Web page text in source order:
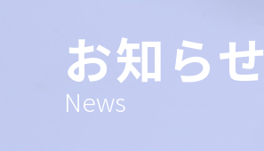
お知らせ
News